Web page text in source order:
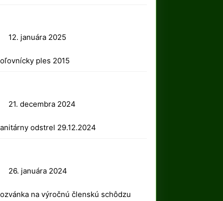
12. januára 2025
januára
ples 2015
21. decembra 2024
decembra
odstrel 29.12.2024
26. januára 2024
januára
na výročnú členskú schôdzu